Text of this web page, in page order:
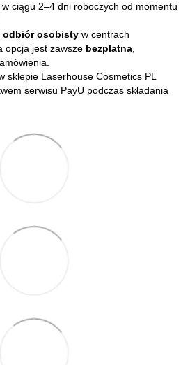
ciągu 2–4 dni roboczych od momentu
odbiór osobisty w centrach
opcja jest zawsze bezpłatna
sklepie Laserhouse Cosmetics PL
serwisu PayU podczas składania